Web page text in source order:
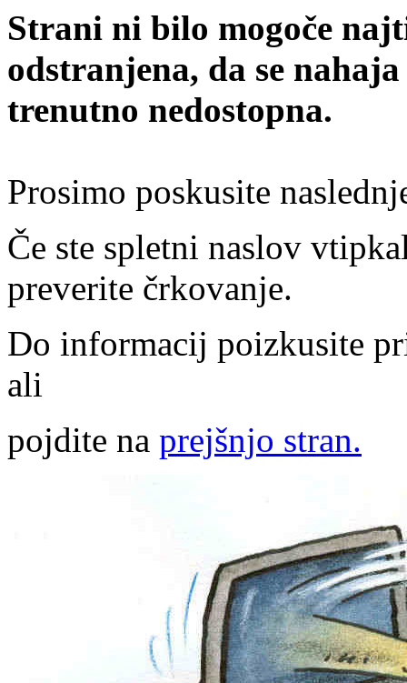
Strani ni bilo mogoče
odstranjena, da se
trenutno nedostopna.
Prosimo poskusite
Če ste spletni naslov
preverite črkovanje.
Do informacij poizkusite
ali
pojdite na prejšnjo stran.